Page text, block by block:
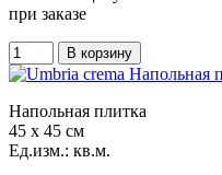
при заказе
Напольная плитка
45 x 45 см
Ед.изм.: кв.м.